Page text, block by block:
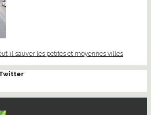
il sauver les petites et moyennes villes